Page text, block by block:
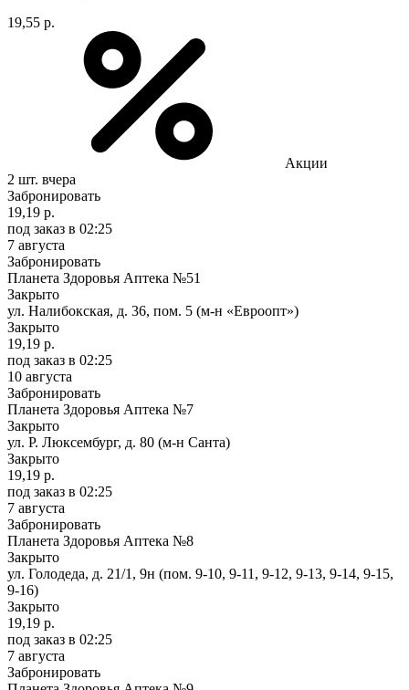
19,55 р.
Акции
2 шт. вчера
Забронировать
19,19 р.
под заказ в 02:25
7 августа
Забронировать
Планета Здоровья Аптека №51
Закрыто
ул. Налибокская, д. 36, пом. 5 (м-н «Евроопт»)
Закрыто
19,19 р.
под заказ в 02:25
10 августа
Забронировать
Планета Здоровья Аптека №7
Закрыто
ул. Р. Люксембург, д. 80 (м-н Санта)
Закрыто
19,19 р.
под заказ в 02:25
7 августа
Забронировать
Планета Здоровья Аптека №8
Закрыто
ул. Голодеда, д. 21/1, 9н (пом. 9-10, 9-11, 9-12, 9-13, 9-14, 9-15,
9-16)
Закрыто
19,19 р.
под заказ в 02:25
7 августа
Забронировать